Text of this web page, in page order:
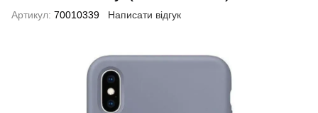
Артикул: 70010339 Написати відгук